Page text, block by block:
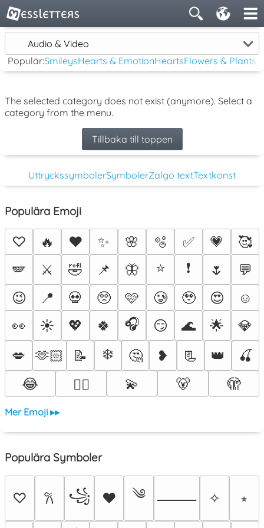
Audio & Video
Populär:SmileysHearts & EmotionHeartsFlowers & Plants
The selected category does not exist (anymore). Select a
category from the menu.
Tillbaka till toppen
UttryckssymbolerSymbolerZalgo textTextkonst
Populära Emoji
♡ 🔥 ❤️ ✨ 🌸 🫧 ✅ 💗
🥰
🪽
⚔️ 🤣 📌 🦋 ⭐ ❗ 🌷
💬
😉
📍 💀 🥺 🩷 🥲 🥹 😍
☺️
👀
☀️ 💖 🍀 🎧 😏 🌊 🌟
💎
💋
🫶🏻 📝 ❄️ 🤔 ❥ 📃 👑
🍒
😂
❤️‍🔥 💫 🐻 🫣
Mer Emoji ▸▸
Populära Symboler
♡ 𐙚 ꧁ ♥ ༄ ⸻ ✧ ⭒